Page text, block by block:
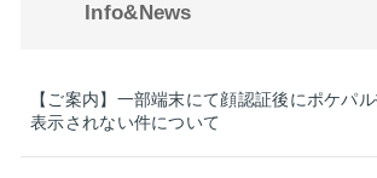
Info&News
【ご案内】一部端末にて顔認証後にポケパ
表示されない件について